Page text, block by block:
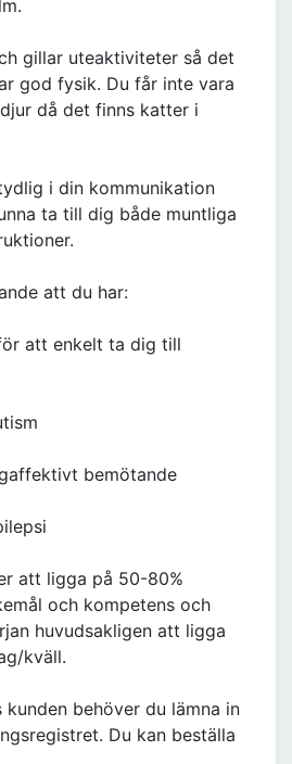
gillar uteaktiviteter så det
god fysik. Du får inte vara
då det finns katter i
i din kommunikation
ta till dig både muntliga
att du har:
att enkelt ta dig till
bemötande
att ligga på 50-80%
och kompetens och
huvudsakligen att ligga
kväll.
behöver du lämna in
Du kan beställa